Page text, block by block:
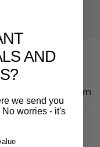
Hinweise zum
AND
we send you
worries - it's